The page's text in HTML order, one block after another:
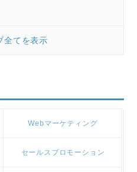
全てを表示
Webマーケティング
セールスプロモーション